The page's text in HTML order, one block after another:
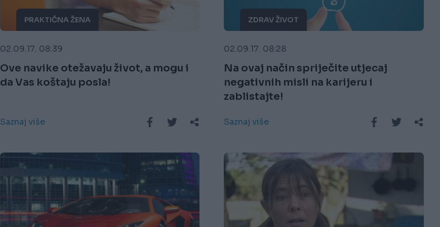
PRAKTIČNA ŽENA
02.09.17. 08:39
Ove navike otežavaju život, a mogu i
da Vas koštaju posla!
Saznaj više
ZDRAV ŽIVOT
02.09.17. 08:28
Na ovaj način spriječite utjecaj
negativnih misli na karijeru i
zablistajte!
Saznaj više